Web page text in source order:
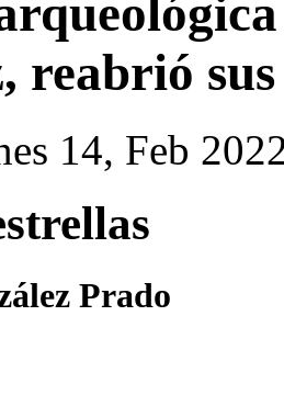
reabrió
14, Feb
Prado